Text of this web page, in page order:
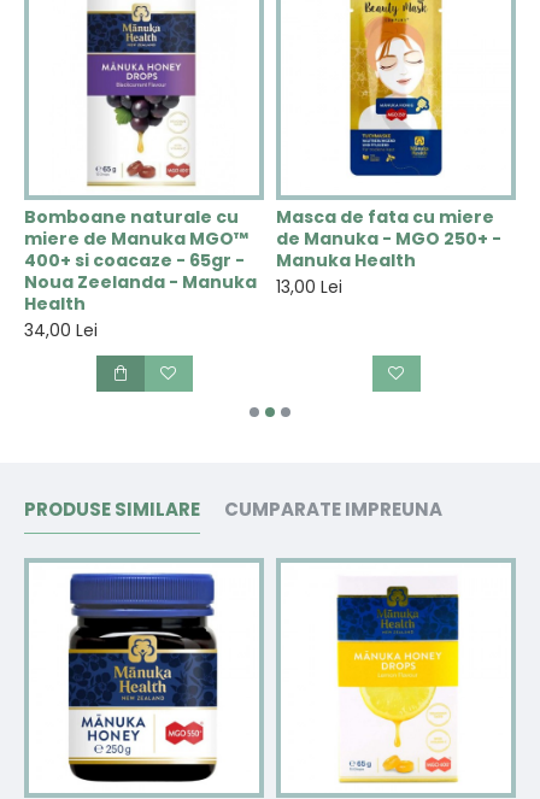
Bomboane naturale cu
miere de Manuka MGO™
400+ si coacaze - 65gr -
Noua Zeelanda - Manuka
Health
34,00 Lei
Masca de fata cu miere
de Manuka - MGO 250+ -
Manuka Health
13,00 Lei
PRODUSE SIMILARE CUMPARATE IMPREUNA